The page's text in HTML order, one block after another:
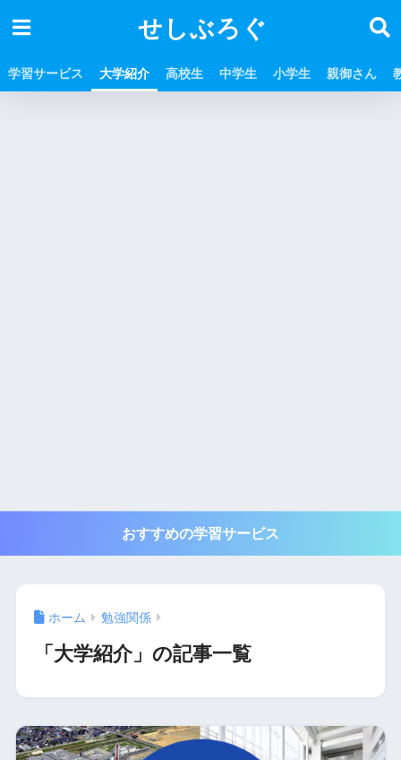
せしぶろぐ
学習サービス 大学紹介 高校生 中学生 小学生 親御さん
おすすめの学習サービス
ホーム 勉強関係
「大学紹介」の記事一覧